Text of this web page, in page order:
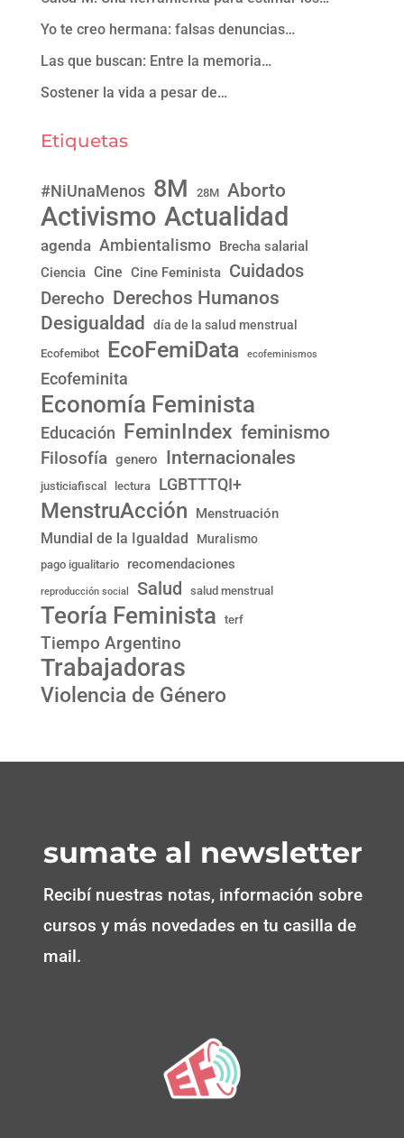
Yo te creo hermana: falsas denuncias…
Las que buscan: Entre la memoria…
Sostener la vida a pesar de…
Etiquetas
#NiUnaMenos 8M 28M Aborto
Activismo Actualidad
agenda Ambientalismo Brecha salarial
Ciencia Cine Cine Feminista Cuidados
Derecho Derechos Humanos
Desigualdad día de la salud menstrual
Ecofemibot EcoFemiData ecofeminismos
Ecofeminita
Economía Feminista
Educación FeminIndex feminismo
Filosofía genero Internacionales
justiciafiscal lectura LGBTTTQI+
MenstruAcción Menstruación
Mundial de la Igualdad Muralismo
pago igualitario recomendaciones
reproducción social Salud salud menstrual
Teoría Feminista terf
Tiempo Argentino
Trabajadoras
Violencia de Género
sumate al newsletter
Recibí nuestras notas, información sobre
cursos y más novedades en tu casilla de
mail.